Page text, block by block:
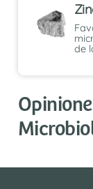
de